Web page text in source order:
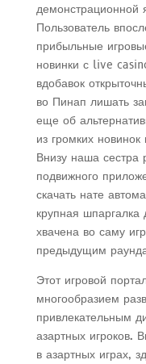
демонстрационной
Пользователь
прибыльные
новинки с live
вдобавок
во Пинап лишать
еще об
из громких
Внизу наша
подвижного
скачать нате
крупная
хвачена во саму
предыдущим
Этот игровой
многообразием
привлекательным
азартных игроков.
в азартных играх,